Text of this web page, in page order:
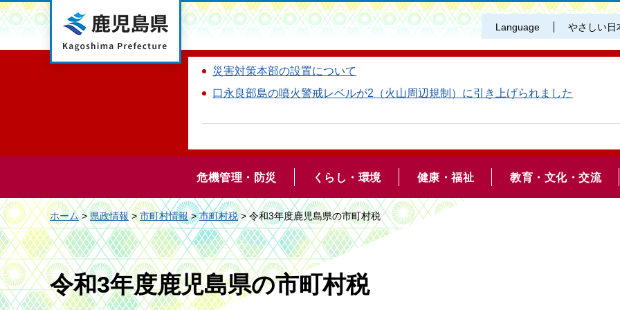
鹿児島県 Language やさしい日
災害対策本部の設置について
口永良部島の噴火警戒レベルが2（火山周辺規制）に引き上げられました
危機管理・防災 くらし・環境 健康・福祉 教育・文化・交流
ホーム>県政情報>市町村情報>市町村税> 令和3年度鹿児島県の市町村税
令和3年度鹿児島県の市町村税